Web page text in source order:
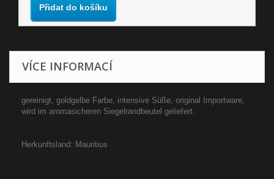
Přidat do košíku
VÍCE INFORMACÍ
gereinigt, goldgelbe Farbe, intensive Süße, original Importware,
wird im aromasicheren Siegelrandbeutel geliefert.
Herkunftsland: Mauritius